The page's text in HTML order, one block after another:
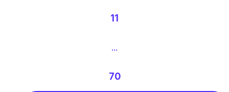
11
…
70